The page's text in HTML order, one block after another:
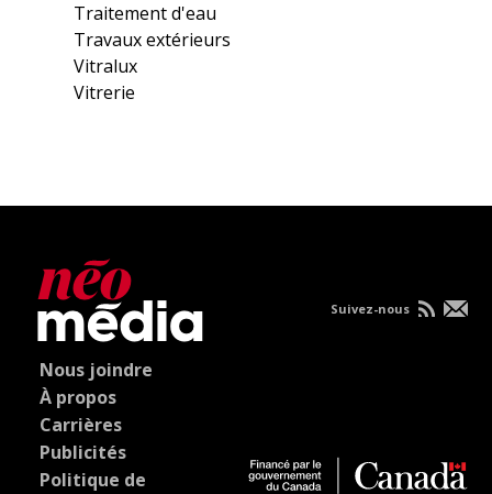
Traitement d'eau
Travaux extérieurs
Vitralux
Vitrerie
Nous joindre
À propos
Carrières
Publicités
Politique de
Suivez-nous